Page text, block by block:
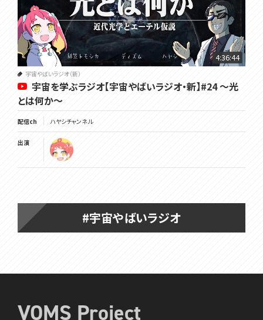
4:36:44
宇宙やばいラジオ（新）
宇宙を学ぶラジオ【宇宙やばいラジオ・新】#24 ～光
とは何か～
配信ch ハヤシチャンネル
出演
#宇宙やばいラジオ
VOMS Project